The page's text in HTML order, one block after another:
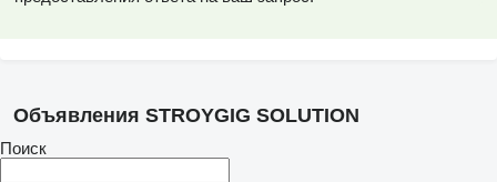
Объявления STROYGIG SOLUTION
Поиск